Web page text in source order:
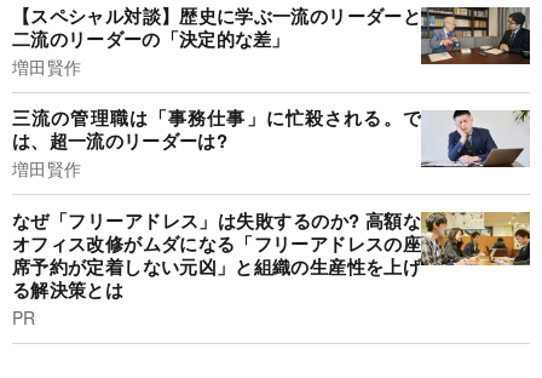
【スペシャル対談】歴史に学ぶ一流のリーダーと
二流のリーダーの「決定的な差」
増田賢作
三流の管理職は「事務仕事」に忙殺される。で
は、超一流のリーダーは?
増田賢作
なぜ「フリーアドレス」は失敗するのか? 高額な
オフィス改修がムダになる「フリーアドレスの座
席予約が定着しない元凶」と組織の生産性を上げ
る解決策とは
PR